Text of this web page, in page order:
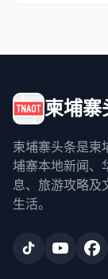
柬埔寨
柬埔寨头条是柬
埔寨本地新闻、
息、旅游攻略及
生活。